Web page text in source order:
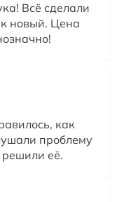
Всё сделали
новый. Цена
как
проблему
решили её.